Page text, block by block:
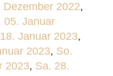
Dezember 2022,
05. Januar
Januar 2023,
2023, So.
2023, Sa. 28.